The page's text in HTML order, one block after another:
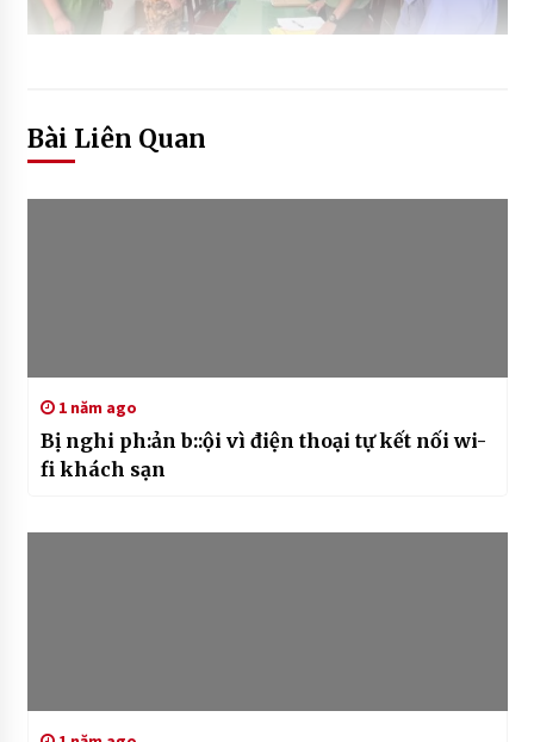
Bài Liên Quan
1 năm ago
Bị nghi ph:ản b::ội vì điện thoại tự kết nối wi-
fi khách sạn